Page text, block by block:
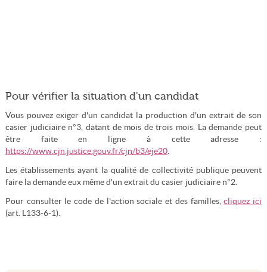
Pour vérifier la situation d'un candidat
Vous pouvez exiger d'un candidat la production d'un extrait de son
casier judiciaire n°3, datant de mois de trois mois. La demande peut
être faite en ligne à cette adresse :
https://www.cjn.justice.gouv.fr/cjn/b3/eje20.
Les établissements ayant la qualité de collectivité publique peuvent
faire la demande eux même d'un extrait du casier judiciaire n°2.
Pour consulter le code de l'action sociale et des familles,cliquez ici
(art. L133-6-1).